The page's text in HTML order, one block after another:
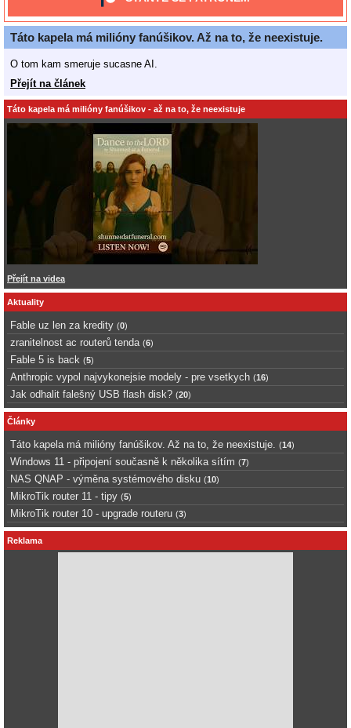
Táto kapela má milióny fanúšikov. Až na to, že neexistuje.
O tom kam smeruje sucasne AI.
Přejít na článek
Táto kapela má milióny fanúšikov - až na to, že neexistuje
Přejít na videa
Aktuality
Fable uz len za kredity (0)
zranitelnost ac routerů tenda (6)
Fable 5 is back (5)
Anthropic vypol najvykonejsie modely - pre vsetkych (16)
Jak odhalit falešný USB flash disk? (20)
Články
Táto kapela má milióny fanúšikov. Až na to, že neexistuje. (14)
Windows 11 - připojení současně k několika sítím (7)
NAS QNAP - výměna systémového disku (10)
MikroTik router 11 - tipy (5)
MikroTik router 10 - upgrade routeru (3)
Reklama